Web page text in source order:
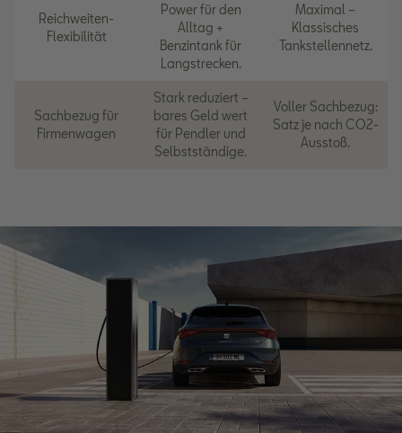
Reichweiten-
Flexibilität
Power für den
Alltag +
Benzintank für
Langstrecken.
Maximal –
Klassisches
Tankstellennetz.
Sachbezug für
Firmenwagen
Stark reduziert –
bares Geld wert
für Pendler und
Selbstständige.
Voller Sachbezug:
Satz je nach CO2-
Ausstoß.